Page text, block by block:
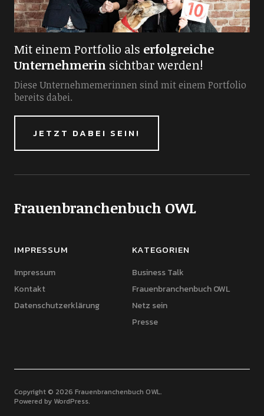
Mit einem Portfolio als erfolgreiche
Unternehmerin sichtbar werden!
Diese Unternehmemerinnen sind mit einem Portfolio
bereits dabei.
JETZT DABEI SEIN!
Frauenbranchenbuch OWL
IMPRESSUM
Impressum
Kontakt
Datenschutzerklärung
KATEGORIEN
Business Talk
Frauenbranchenbuch OWL
Netz sein
Presse
Copyright © 2026 Frauenbranchenbuch OWL
Powered by WordPress